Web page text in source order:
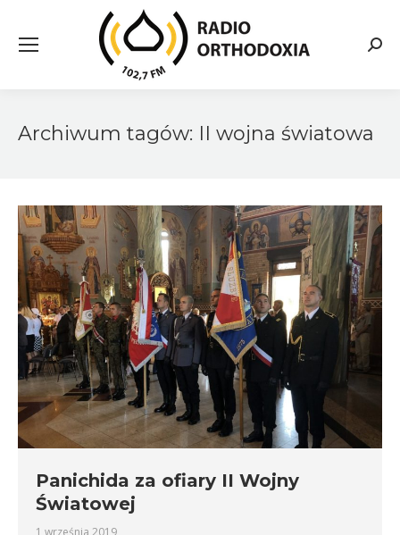
Archiwum tagów: II wojna światowa
Panichida za ofiary II Wojny
Światowej
1 września 2019